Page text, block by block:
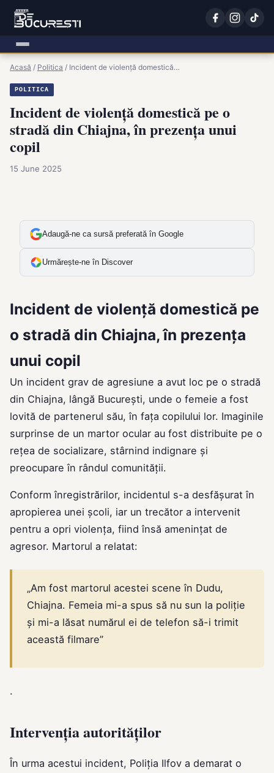
Acasă / Politica / Incident de violență domestică…
POLITICA
Incident de violență domestică pe o
stradă din Chiajna, în prezența unui
copil
15 June 2025
Adaugă-ne ca sursă preferată în Google
Urmărește-ne în Discover
Incident de violență domestică pe
o stradă din Chiajna, în prezența
unui copil
Un incident grav de agresiune a avut loc pe o stradă
din Chiajna, lângă București, unde o femeie a fost
lovită de partenerul său, în fața copilului lor. Imaginile
surprinse de un martor ocular au fost distribuite pe o
rețea de socializare, stârnind indignare și
preocupare în rândul comunității.
Conform înregistrărilor, incidentul s-a desfășurat în
apropierea unei școli, iar un trecător a intervenit
pentru a opri violența, fiind însă amenințat de
agresor. Martorul a relatat:
„Am fost martorul acestei scene în Dudu,
Chiajna. Femeia mi-a spus să nu sun la poliție
și mi-a lăsat numărul ei de telefon să-i trimit
această filmare”
.
Intervenția autorităților
În urma acestui incident, Poliția Ilfov a demarat o